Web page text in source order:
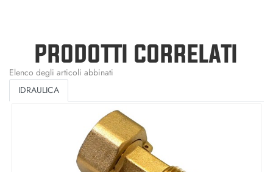
PRODOTTI CORRELATI
Elenco degli articoli abbinati
IDRAULICA